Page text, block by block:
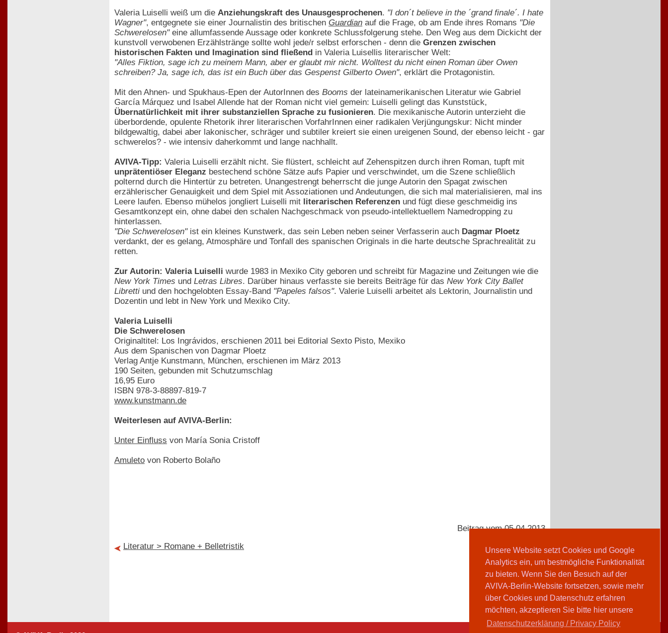
Unsere Website setzt Cookies und Google
Analytics ein, um bestmögliche Funktionalität
zu bieten. Wenn Sie den Besuch auf der
AVIVA-Berlin-Website fortsetzen, sowie mehr
über Cookies und Datenschutz erfahren
möchten, akzeptieren Sie bitte hier unsere
Datenschutzerklärung / Privacy Policy
Valeria Luiselli weiß um die Anziehungskraft des Unausgesprochenen. "I don´t believe in the ´grand finale´. I hate
Wagner", entgegnete sie einer Journalistin des britischen Guardian auf die Frage, ob am Ende ihres Romans "Die
Schwerelosen"eine allumfassende Aussage oder konkrete Schlussfolgerung stehe. Den Weg aus dem Dickicht der
kunstvoll verwobenen Erzählstränge sollte wohl jede/r selbst erforschen - denn die Grenzen zwischen
historischen Fakten und Imagination sind fließend in Valeria Luisellis literarischer Welt:
"Alles Fiktion, sage ich zu meinem Mann, aber er glaubt mir nicht. Wolltest du nicht einen Roman über Owen
schreiben? Ja, sage ich, das ist ein Buch über das Gespenst Gilberto Owen", erklärt die Protagonistin.
Mit den Ahnen- und Spukhaus-Epen der AutorInnen des Booms der lateinamerikanischen Literatur wie Gabriel
García Márquez und Isabel Allende hat der Roman nicht viel gemein: Luiselli gelingt das Kunststück,
Übernatürlichkeit mit ihrer substanziellen Sprache zu fusionieren. Die mexikanische Autorin unterzieht die
überbordende, opulente Rhetorik ihrer literarischen VorfahrInnen einer radikalen Verjüngungskur: Nicht minder
bildgewaltig, dabei aber lakonischer, schräger und subtiler kreiert sie einen ureigenen Sound, der ebenso leicht - gar
schwerelos? - wie intensiv daherkommt und lange nachhallt.
AVIVA-Tipp: Valeria Luiselli erzählt nicht. Sie flüstert, schleicht auf Zehenspitzen durch ihren Roman, tupft mit
unprätentiöser Eleganz bestechend schöne Sätze aufs Papier und verschwindet, um die Szene schließlich
polternd durch die Hintertür zu betreten. Unangestrengt beherrscht die junge Autorin den Spagat zwischen
erzählerischer Genauigkeit und dem Spiel mit Assoziationen und Andeutungen, die sich mal materialisieren, mal ins
Leere laufen. Ebenso mühelos jongliert Luiselli mit literarischen Referenzen und fügt diese geschmeidig ins
Gesamtkonzept ein, ohne dabei den schalen Nachgeschmack von pseudo-intellektuellem Namedropping zu
hinterlassen.
"Die Schwerelosen"ist ein kleines Kunstwerk, das sein Leben neben seiner Verfasserin auch Dagmar Ploetz
verdankt, der es gelang, Atmosphäre und Tonfall des spanischen Originals in die harte deutsche Sprachrealität zu
retten.
Zur Autorin: Valeria Luiselli wurde 1983 in Mexiko City geboren und schreibt für Magazine und Zeitungen wie die
New York Times und Letras Libres. Darüber hinaus verfasste sie bereits Beiträge für das New York City Ballet
Libretti und den hochgelobten Essay-Band "Papeles falsos". Valerie Luiselli arbeitet als Lektorin, Journalistin und
Dozentin und lebt in New York und Mexiko City.
Valeria Luiselli
Die Schwerelosen
Originaltitel: Los Ingrávidos, erschienen 2011 bei Editorial Sexto Pisto, Mexiko
Aus dem Spanischen von Dagmar Ploetz
Verlag Antje Kunstmann, München, erschienen im März 2013
190 Seiten, gebunden mit Schutzumschlag
16,95 Euro
ISBN 978-3-88897-819-7
www.kunstmann.de
Weiterlesen auf AVIVA-Berlin:
Unter Einfluss von María Sonia Cristoff
Amuleto von Roberto Bolaño
Literatur > Romane + Belletristik
Beitrag vom 05.04.2013
Julia Lorenz